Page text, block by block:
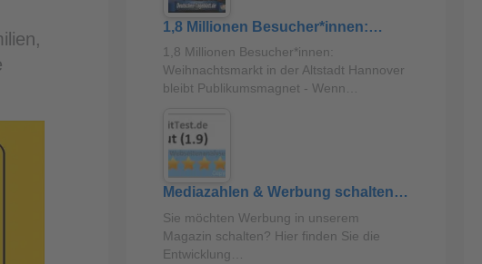
1,8 Millionen Besucher*innen:…
1,8 Millionen Besucher*innen:
Weihnachtsmarkt in der Altstadt Hannover
bleibt Publikumsmagnet - Wenn…
Mediazahlen & Werbung schalten…
Sie möchten Werbung in unserem
Magazin schalten? Hier finden Sie die
Entwicklung…